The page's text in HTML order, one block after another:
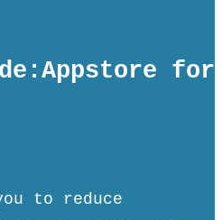
for
to reduce